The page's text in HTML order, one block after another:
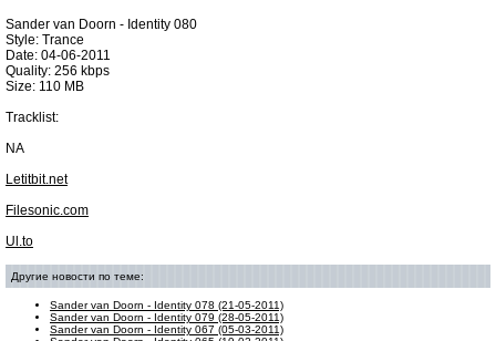
Sander van Doorn - Identity 080
Style: Trance
Date: 04-06-2011
Quality: 256 kbps
Size: 110 MB
Tracklist:
NA
Letitbit.net
Filesonic.com
Ul.to
Другие новости по теме:
Sander van Doorn - Identity 078 (21-05-2011)
Sander van Doorn - Identity 079 (28-05-2011)
Sander van Doorn - Identity 067 (05-03-2011)